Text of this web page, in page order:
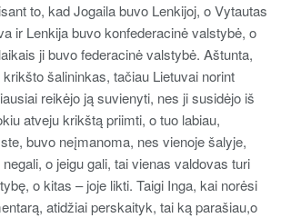
to, kad Jogaila buvo Lenkijoj, o Vytautas
ir Lenkija buvo konfederacinė valstybė, o
ji buvo federacinė valstybė. Aštunta,
šalininkas, tačiau Lietuvai norint
reikėjo ją suvienyti, nes ji susidėjo iš
atveju krikštą priimti, o tuo labiau,
buvo neįmanoma, nes vienoje šalyje,
o jeigu gali, tai vienas valdovas turi
o kitas – joje likti. Taigi Inga, kai norėsi
atidžiai perskaityk, tai ką parašiau,o